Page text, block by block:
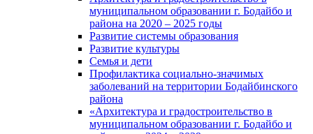
муниципальном образовании г. Бодайбо и
района на 2020 – 2025 годы
Развитие системы образования
Развитие культуры
Семья и дети
Профилактика социально-значимых
заболеваний на территории Бодайбинского
района
«Архитектура и градостроительство в
муниципальном образовании г. Бодайбо и